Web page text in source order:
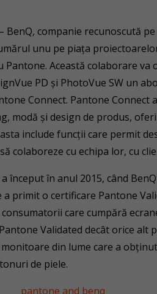
– BenQ, companie recunoscută
unu pe piața
Această colaborare
PD și PhotoVue SW un
Connect. Pantone Connect
modă și design de produs,
include funcții care permit
colaboreze cu echipa lor, cu
început în anul 2015, când
primit o certificare Pantone
care cumpără
Validated decât orice alt
din lume care a
de piele.